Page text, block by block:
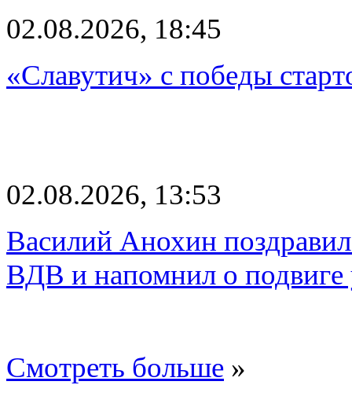
02.08.2026, 18:45
«Славутич» с победы
02.08.2026, 13:53
Василий Анохин
ВДВ и напомнил о подвиге
Смотреть больше »